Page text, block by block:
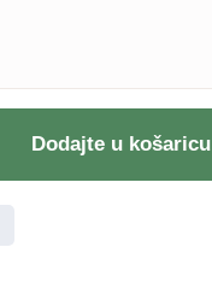
Dodajte u košaricu